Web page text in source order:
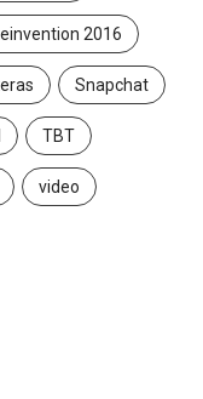
2016
Snapchat
TBT
video